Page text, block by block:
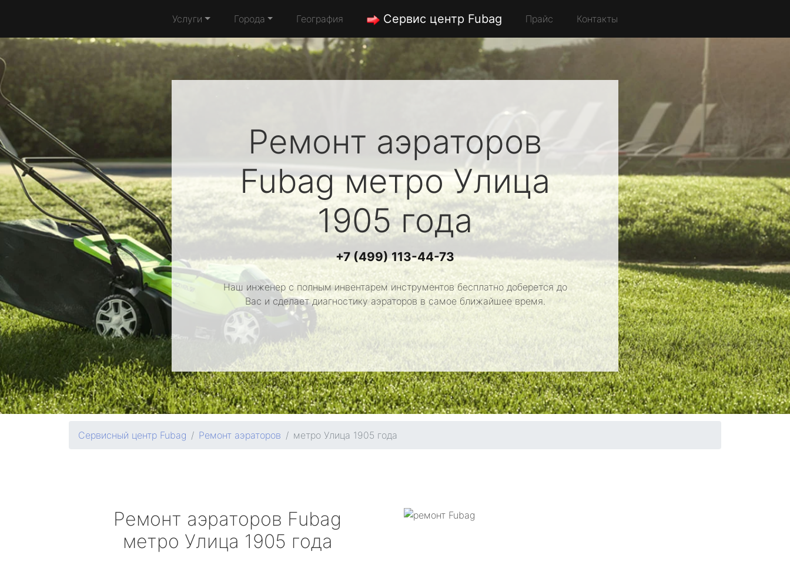
Услуги Города География Сервис центр Fubag Прайс Контакты
Ремонт аэраторов
Fubagметро Улица
1905 года
+7 (499) 113-44-73
Наш инженер с полным инвентарем инструментов бесплатно доберется до
Вас и сделает диагностику аэраторов в самое ближайшее время.
Сервисный центр Fubag Ремонт аэраторов метро Улица 1905 года
Ремонт аэраторов Fubag
метро Улица 1905 года